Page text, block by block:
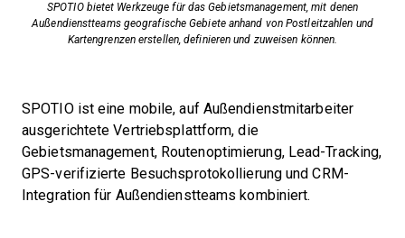
SPOTIO bietet Werkzeuge für das Gebietsmanagement, mit denen
Außendienstteams geografische Gebiete anhand von Postleitzahlen und
Kartengrenzen erstellen, definieren und zuweisen können.
SPOTIO ist eine mobile, auf Außendienstmitarbeiter
ausgerichtete Vertriebsplattform, die
Gebietsmanagement, Routenoptimierung, Lead-Tracking,
GPS-verifizierte Besuchsprotokollierung und CRM-
Integration für Außendienstteams kombiniert.